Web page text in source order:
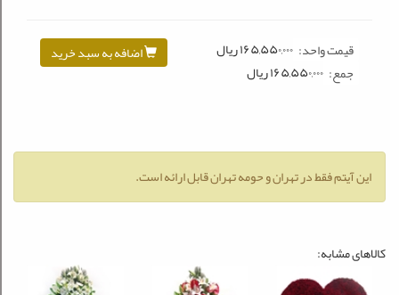
اضافه به سبد خرید قیمت واحد: ۱۶۵,۵۵۰,۰۰۰ريال
جمع: ۱۶۵,۵۵۰,۰۰۰ريال
این آیتم فقط در تهران و حومه تهران قابل ارائه است.
کالاهای مشابه: